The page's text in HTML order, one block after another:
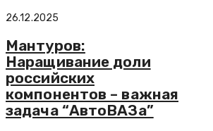
26.12.2025
Мантуров:
Наращивание доли
российских
компонентов – важная
задача “АвтоВАЗа”